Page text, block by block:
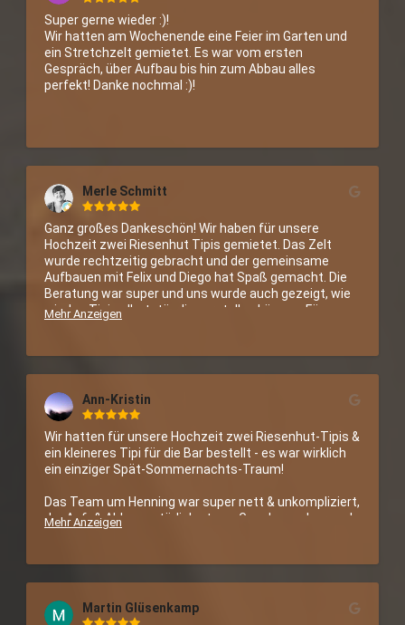
Super gerne wieder :)!
Wir hatten am Wochenende eine Feier im Garten und
ein Stretchzelt gemietet. Es war vom ersten
Gespräch, über Aufbau bis hin zum Abbau alles
perfekt! Danke nochmal :)!
Merle Schmitt
Ganz großes Dankeschön! Wir haben für unsere
Hochzeit zwei Riesenhut Tipis gemietet. Das Zelt
wurde rechtzeitig gebracht und der gemeinsame
Aufbauen mit Felix und Diego hat Spaß gemacht. Die
Beratung war super und uns wurde auch gezeigt, wie
wir das Tipi selbstständig verstellen können. Für
Mehr Anzeigen
Ann-Kristin
Wir hatten für unsere Hochzeit zwei Riesenhut-Tipis &
ein kleineres Tipi für die Bar bestellt - es war wirklich
ein einziger Spät-Sommernachts-Traum!
Das Team um Henning war super nett & unkompliziert,
der Auf- & Abbau natürlich etwas Geackere, aber auch
möchten. :-)
Danke für die schönste Hochzeitsfeier und viele Grüße
von Gunnar & Ann-Kristin
Mehr Anzeigen
Martin Glüsenkamp